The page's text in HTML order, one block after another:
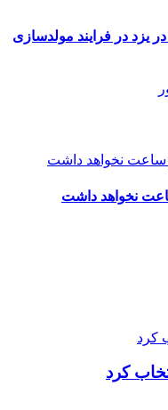
در یزد در فرایند مولدسازی
نخواهد داشت
کرد